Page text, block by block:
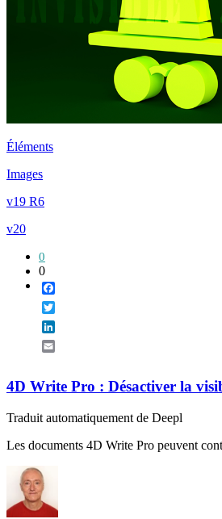
Éléments
Images
v19 R6
v20
0
0
4D Write Pro : Désactiver la
Traduit automatiquement de Deepl
Les documents 4D Write Pro peuvent